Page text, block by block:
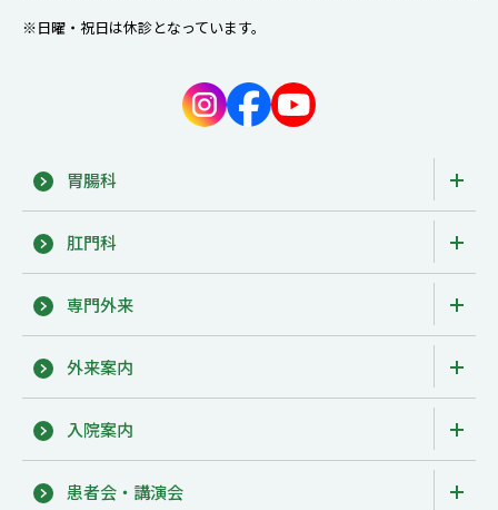
※日曜・祝日は休診となっています。
胃腸科
肛門科
専門外来
外来案内
入院案内
患者会・講演会